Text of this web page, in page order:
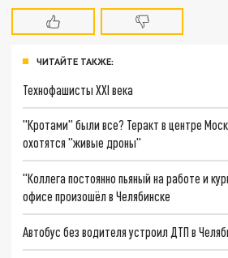
ЧИТАЙТЕ ТАКЖЕ:
Технофашисты XXI века
"Кротами" были все? Теракт в центре
охотятся "живые дроны"
"Коллега постоянно пьяный на работе и
офисе произошёл в Челябинске
Автобус без водителя устроил ДТП в